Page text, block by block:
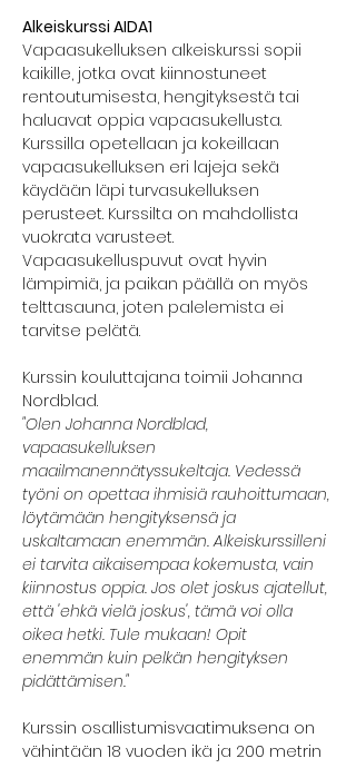
Alkeiskurssi AIDA1
Vapaasukelluksen alkeiskurssi sopii
kaikille, jotka ovat kiinnostuneet
rentoutumisesta, hengityksestä tai
haluavat oppia vapaasukellusta.
Kurssilla opetellaan ja kokeillaan
vapaasukelluksen eri lajeja sekä
käydään läpi turvasukelluksen
perusteet. Kurssilta on mahdollista
vuokrata varusteet.
Vapaasukelluspuvut ovat hyvin
lämpimiä, ja paikan päällä on myös
telttasauna, joten palelemista ei
tarvitse pelätä.
Kurssin kouluttajana toimii Johanna
Nordblad.
"Olen Johanna Nordblad,
vapaasukelluksen
maailmanennätyssukeltaja. Vedessä
työni on opettaa ihmisiä rauhoittumaan,
löytämään hengityksensä ja
uskaltamaan enemmän. Alkeiskurssilleni
ei tarvita aikaisempaa kokemusta, vain
kiinnostus oppia. Jos olet joskus ajatellut,
että 'ehkä vielä joskus', tämä voi olla
oikea hetki. Tule mukaan! Opit
enemmän kuin pelkän hengityksen
pidättämisen."
Kurssin osallistumisvaatimuksena on
vähintään 18 vuoden ikä ja 200 metrin